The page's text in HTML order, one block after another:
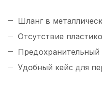
Шланг в
Отсутствие
Предохранительный
Удобный кейс для